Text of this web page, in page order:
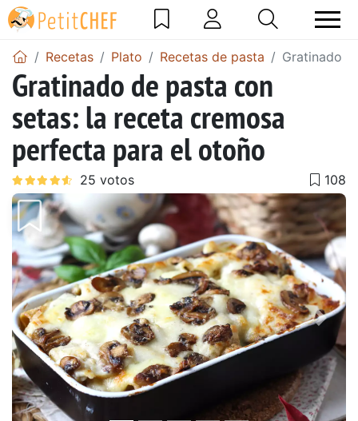
Recetas Plato Recetas de pasta Gratinado
Gratinado de pasta con
setas: la receta cremosa
perfecta para el otoño
Anterior